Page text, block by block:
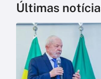
Últimas